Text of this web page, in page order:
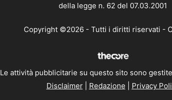
della legge n. 62 del 07.03.2001
Copyright ©2026 - Tutti i diritti riservati -
Le attività pubblicitarie su questo sito sono
Disclaimer| Redazione Privacy